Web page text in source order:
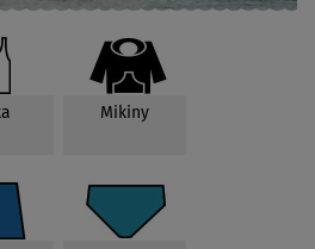
Mikiny